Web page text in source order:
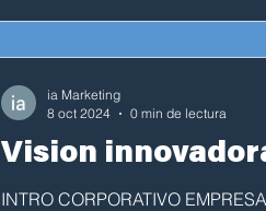
Vision
INTRO CORPORATIVO
ia Marketing
8 oct 2024
0 min de lectura